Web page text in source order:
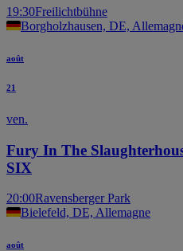
19:30Freilichtbühne
Borgholzhausen, DE,
août
21
ven.
Fury In The
SIX
20:00Ravensberger Park
Bielefeld, DE, Allemagne
août